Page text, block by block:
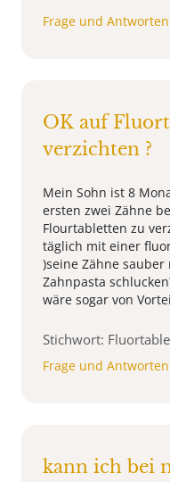
Frage und
OK auf
verzichten ?
Mein Sohn ist 8
ersten zwei Zähne
Flourtabletten zu
täglich mit einer
)seine Zähne
Zahnpasta
wäre sogar von
Stichwort:
Frage und
kann ich bei